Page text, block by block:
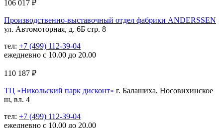
106 017 ₽
Производственно-выставочный отдел фабрики ANDERSSEN
ул. Автомоторная, д. 6Б стр. 8
тел: +7 (499) 112-39-04
ежедневно с 10.00 до 20.00
110 187 ₽
ТЦ «Никольский парк дисконт» г. Балашиха, Носовихинское
ш, вл. 4
тел: +7 (499) 112-39-04
ежедневно с 10.00 до 20.00